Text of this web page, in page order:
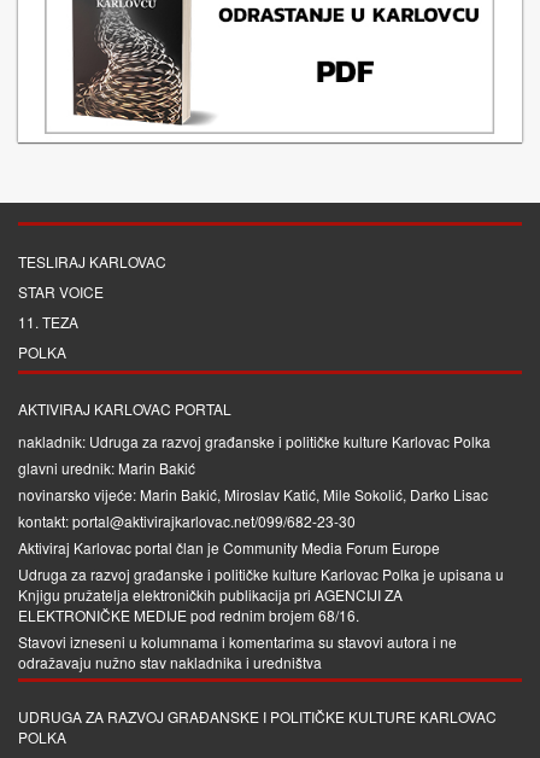
TESLIRAJ KARLOVAC
STAR VOICE
11. TEZA
POLKA
AKTIVIRAJ KARLOVAC PORTAL
nakladnik: Udruga za razvoj građanske i političke kulture Karlovac Polka
glavni urednik: Marin Bakić
novinarsko vijeće: Marin Bakić, Miroslav Katić, Mile Sokolić, Darko Lisac
kontakt: portal@aktivirajkarlovac.net/099/682-23-30
Aktiviraj Karlovac portal član je Community Media Forum Europe
Udruga za razvoj građanske i političke kulture Karlovac Polka je upisana u
Knjigu pružatelja elektroničkih publikacija pri AGENCIJI ZA
ELEKTRONIČKE MEDIJEpod rednim brojem 68/16.
Stavovi izneseni u kolumnama i komentarima su stavovi autora i ne
odražavaju nužno stav nakladnika i uredništva
UDRUGA ZA RAZVOJ GRAĐANSKE I POLITIČKE KULTURE KARLOVAC
POLKA